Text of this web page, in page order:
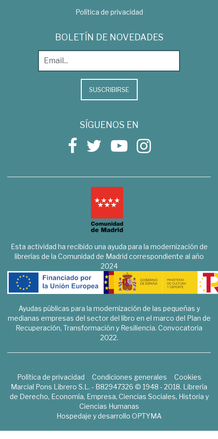
Política de privacidad
BOLETÍN DE NOVEDADES
SUSCRIBIRSE
SÍGUENOS EN
Esta actividad ha recibido una ayuda para la modernización de
librerías de la Comunidad de Madrid correspondiente al año
2024
Ayudas públicas para la modernización de las pequeñas y
medianas empresas del sector del libro en el marco del Plan de
Recuperación, Transformación y Resiliencia. Convocatoria
2022.
Política de privacidad Condiciones generales
Cookies
Marcial Pons Librero S.L. - B82947326 © 1948 - 2018. Librería
de Derecho, Economía, Empresa, Ciencias Sociales, Historia y
Ciencias Humanas
Hospedaje y desarrollo OPTYMA